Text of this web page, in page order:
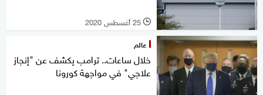
l 25 أغسطس 2020
عالم
خلال ساعات.. ترامب يكشف عن "إنجاز
علاجي" في مواجهة كورونا